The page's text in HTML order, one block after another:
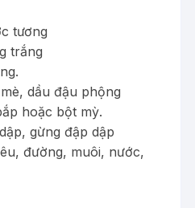
tương
trắng
dầu đậu phộng
hoặc bột mỳ.
gừng đập dập
đường, muôi, nước,